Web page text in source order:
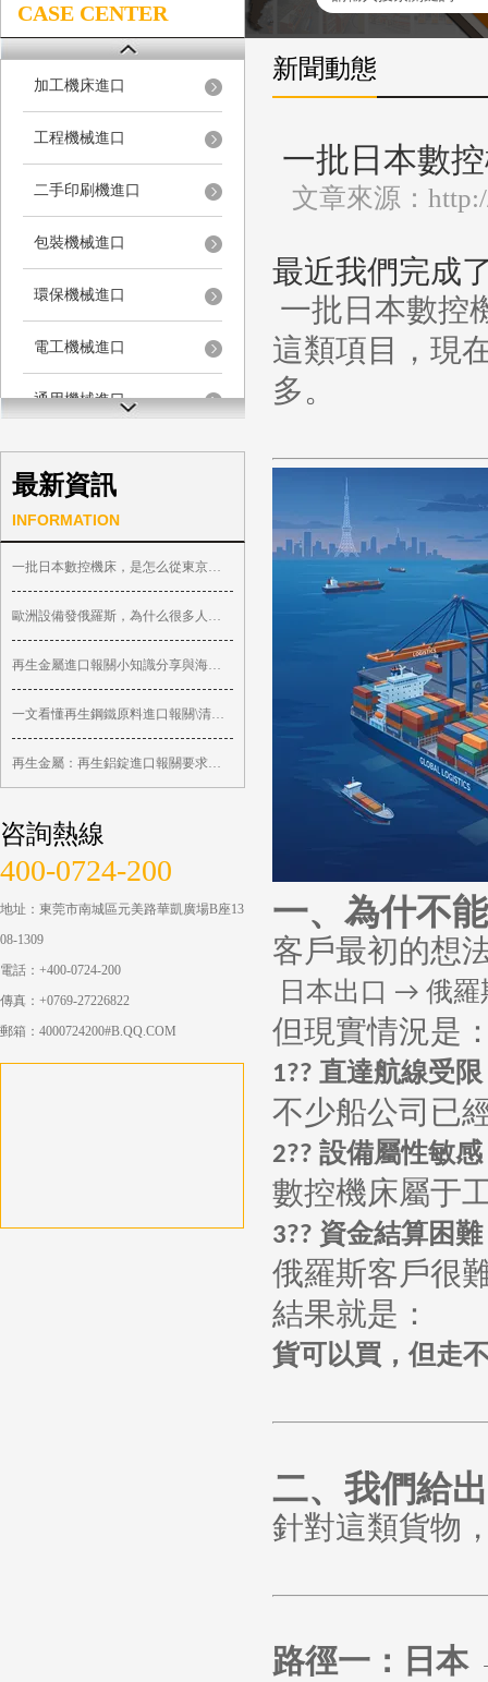
CASE CENTER
加工機床進口
工程機械進口
二手印刷機進口
包裝機械進口
環保機械進口
電工機械進口
通用機械進口
儀器儀表進口
其它機械進口
最新資訊
INFORMATION
一批日本數控機床，是怎么從東京轉口到 ...
歐洲設備發俄羅斯，為什么很多人選擇走 ...
再生金屬進口報關小知識分享與海關申報 ...
一文看懂再生鋼鐵原料進口報關\清關不 ...
再生金屬：再生鋁錠進口報關要求和依據 ...
咨詢熱線
400-0724-200
地址：東莞市南城區元美路華凱廣場B座13
08-1309
電話：+400-0724-200
傳真：+0769-27226822
郵箱：4000724200#B.QQ.COM
新聞動態
一批日本數
文章來源：
最近我們完成
一批日本數控
這類項目，現
多。
一、為什不
客戶最初的想
日本出口 → 俄羅
但現實情況是
1?? 直達航線受限
不少船公司已
2?? 設備屬性敏感
數控機床屬于
3?? 資金結算困難
俄羅斯客戶很
結果就是：
貨可以買，但走
二、我們給
針對這類貨物
路徑一：日本